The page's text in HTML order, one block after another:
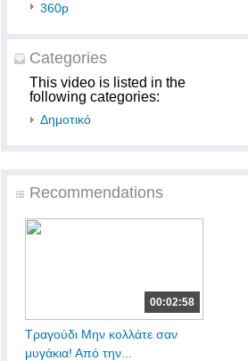
360p
Categories
This video is listed in the
following categories:
Δημοτικό
Recommendations
00:02:58
Τραγούδι Μην κολλάτε σαν
μυγάκια! Από την...